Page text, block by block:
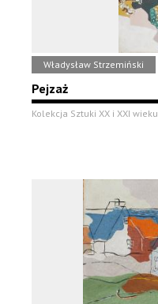
Władysław Strzemiński
Pejzaż
Kolekcja Sztuki XX i XXI wieku